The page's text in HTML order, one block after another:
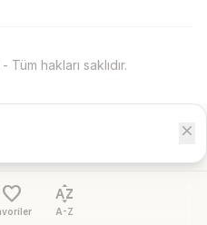
hakları saklıdır.
close
favorite sort_by_alpha
A-Z